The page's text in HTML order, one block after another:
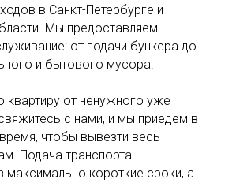
в Санкт-Петербурге и
Мы предоставляем
от подачи бункера до
и бытового мусора.
от ненужного уже
с нами, и мы приедем в
чтобы вывезти весь
Подача транспорта
максимально короткие сроки, а